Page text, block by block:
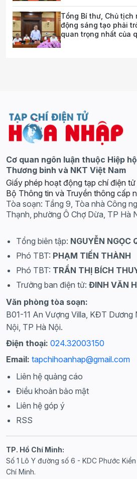
Tổng Bí thư, Chủ tịch
động sáng tạo phải
quan trọng nhất của
Cơ quan ngôn luận thuộc Hiệp
Thương binh và NKT Việt Nam
Giấy phép hoạt động tạp chí điện
Bộ Thông tin và Truyền thông cấp
Tòa soạn: Tầng 9, Tòa nhà Công
Thạnh, phường Ô Chợ Dừa, TP Hà
Tổng biên tập: NGUYỄN NGỌC
Phó TBT: PHẠM TIẾN THÀNH
Phó TBT: TRẦN THỊ BÍCH
Trưởng ban điện tử: ĐINH VĂN
Văn phòng tòa soạn:
B01-11 An Vượng Villa, KĐT Dương
Nội, TP Hà Nội.
Điện thoại: 024.32003150
Email: tapchihoanhap@gmail.com
Liên hệ quảng cáo
Điều khoản bảo mật
Liên hệ góp ý
RSS
TP. Hồ Chí Minh:
Số 1 Lô Y đường số 6 - KDC Phước
Chí Minh.